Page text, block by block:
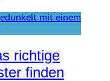
richtige
finden